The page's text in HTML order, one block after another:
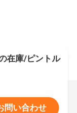
在庫/ピントル
問い合わせ